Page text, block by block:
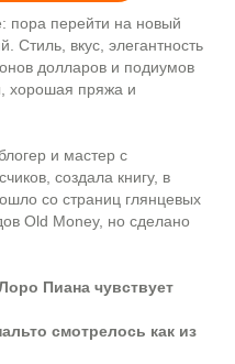
пора перейти на новый
Стиль, вкус, элегантность
долларов и подиумов
хорошая пряжа и
и мастер с
создала книгу, в
со страниц глянцевых
Old Money, но сделано
Пиана чувствует
смотрелось как из